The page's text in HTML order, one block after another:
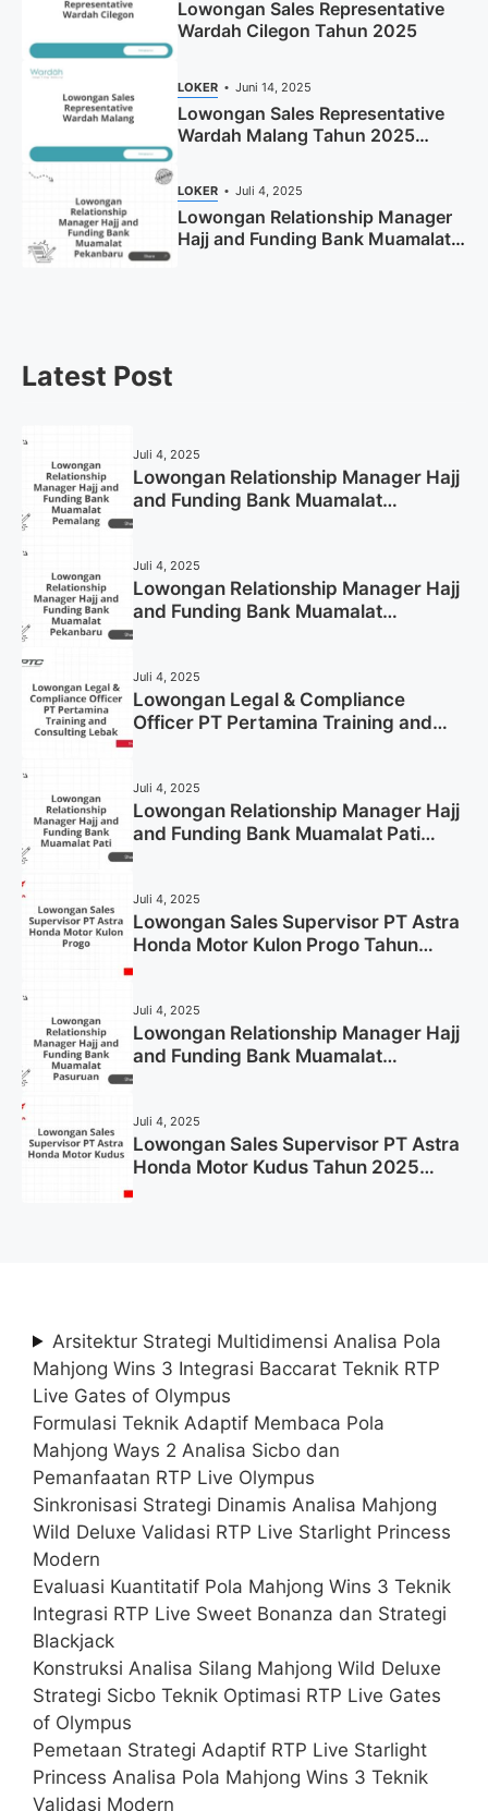
Lowongan Sales Representative
Wardah Cilegon Tahun 2025
LOKER Juni 14, 2025
Lowongan Sales Representative
Wardah Malang Tahun 2025
LOKER Juli 4, 2025
Lowongan Relationship Manager
Hajj and Funding Bank Muamalat
Latest Post
Juli 4, 2025
Lowongan Relationship Manager Hajj
and Funding Bank Muamalat
Juli 4, 2025
Lowongan Relationship Manager Hajj
and Funding Bank Muamalat
Juli 4, 2025
Lowongan Legal & Compliance
Officer PT Pertamina Training and
Juli 4, 2025
Lowongan Relationship Manager Hajj
and Funding Bank Muamalat Pati
Juli 4, 2025
Lowongan Sales Supervisor PT Astra
Honda Motor Kulon Progo Tahun
Juli 4, 2025
Lowongan Relationship Manager Hajj
and Funding Bank Muamalat
Juli 4, 2025
Lowongan Sales Supervisor PT Astra
Honda Motor Kudus Tahun 2025
Arsitektur Strategi Multidimensi Analisa Pola
Mahjong Wins 3 Integrasi Baccarat Teknik RTP
Live Gates of Olympus
Formulasi Teknik Adaptif Membaca Pola
Mahjong Ways 2 Analisa Sicbo dan
Pemanfaatan RTP Live Olympus
Sinkronisasi Strategi Dinamis Analisa Mahjong
Wild Deluxe Validasi RTP Live Starlight Princess
Modern
Evaluasi Kuantitatif Pola Mahjong Wins 3 Teknik
Integrasi RTP Live Sweet Bonanza dan Strategi
Blackjack
Konstruksi Analisa Silang Mahjong Wild Deluxe
Strategi Sicbo Teknik Optimasi RTP Live Gates
of Olympus
Pemetaan Strategi Adaptif RTP Live Starlight
Princess Analisa Pola Mahjong Wins 3 Teknik
Validasi Modern